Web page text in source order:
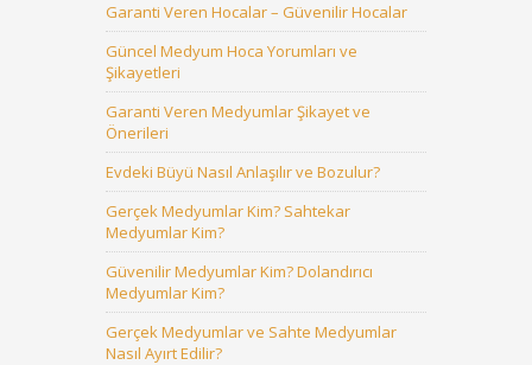
Garanti Veren Hocalar – Güvenilir Hocalar
Güncel Medyum Hoca Yorumları ve
Şikayetleri
Garanti Veren Medyumlar Şikayet ve
Önerileri
Evdeki Büyü Nasıl Anlaşılır ve Bozulur?
Gerçek Medyumlar Kim? Sahtekar
Medyumlar Kim?
Güvenilir Medyumlar Kim? Dolandırıcı
Medyumlar Kim?
Gerçek Medyumlar ve Sahte Medyumlar
Nasıl Ayırt Edilir?